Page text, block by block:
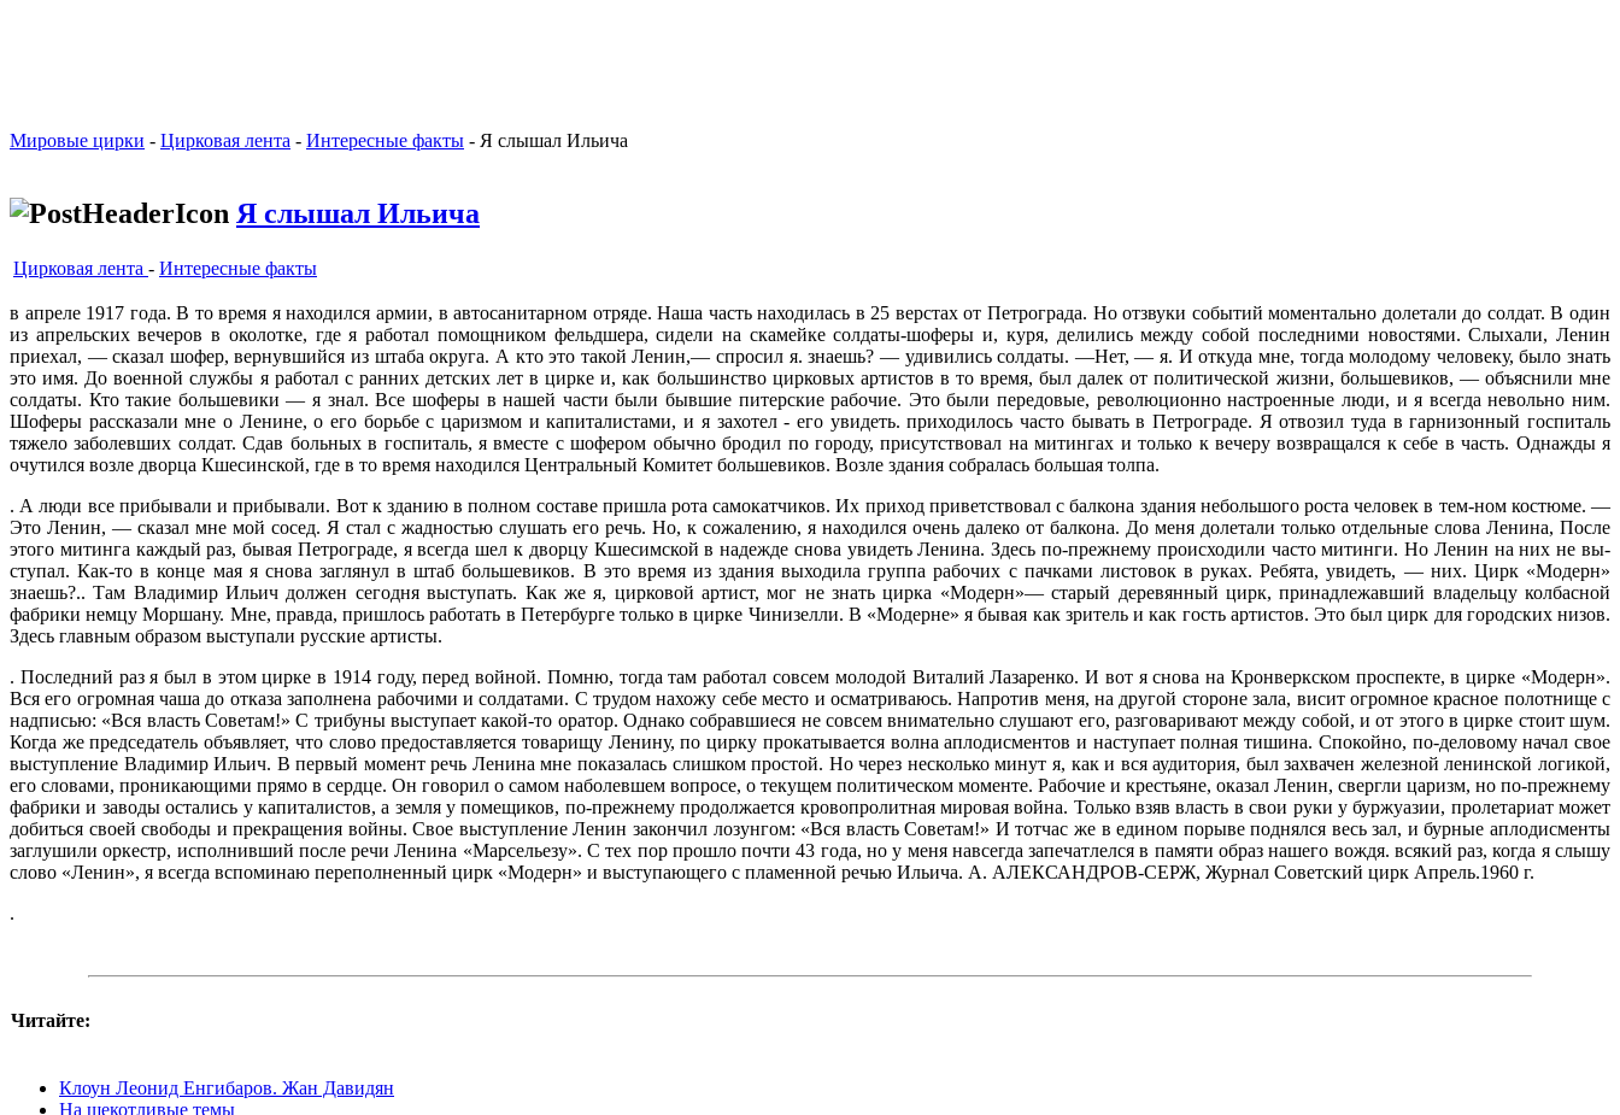
Мировые цирки - Цирковая лента - Интересные факты - Я слышал Ильича
Я слышал Ильича
Цирковая лента - Интересные факты
в ап­реле 1917 года. В то время я нахо­дился армии, в автосанитарном отряде. Наша часть находилась в 25 верстах от Петрограда. Но отзвуки событий моментально долетали до солдат. В один
из апрельских вечеров в око­лотке, где я работал помощником фельд­шера, сидели на скамейке солдаты-шофе­ры и, куря, делились между собой послед­ними новостями. Слыхали, Ленин
приехал, — сказал шофер, вернувшийся из штаба округа. А кто это такой Ленин,— спросил я. знаешь? — удивились солдаты. —Нет, — я. И откуда мне, тогда молодому челове­ку, было знать
это имя. До военной службы я работал с ранних детских лет в цирке и, как большинство цирковых артистов в то время, был далек от политической жизни, большевиков, — объяснили мне
солдаты. Кто такие большевики — я знал. Все шо­феры в нашей части были бывшие питер­ские рабочие. Это были передовые, рево­люционно настроенные люди, и я всегда невольно ним.
Шоферы рассказали мне о Ленине, о его борьбе с царизмом и капиталистами, и я захотел - его увидеть. приходилось часто бывать в Петрограде. Я отвозил туда в гарнизонный госпиталь
тяжело заболевших солдат. Сдав больных в госпиталь, я вмес­те с шофером обычно бродил по городу, присутствовал на митингах и только к вече­ру возвращался к себе в часть. Однажды я
очутился возле дворца Кшесинской, где в то время находился Центральный Комитет большевиков. Возле здания собралась большая толпа.
. А люди все прибывали и прибывали. Вот к зданию в полном составе пришла рота самокатчи­ков. Их приход приветствовал с балкона здания небольшого роста человек в тем-ном костюме. —
Это Ленин, — сказал мне мой сосед. Я стал с жадностью слушать его речь. Но, к сожалению, я находился очень далеко от балкона. До меня долетали только от­дельные слова Ленина, После
этого митинга каждый раз, бывая Петрограде, я всегда шел к дворцу Кшесимской в надежде снова увидеть Ленина. Здесь по-прежнему происходили часто митинги. Но Ленин на них не вы­
ступал. Как-то в конце мая я снова заглянул в штаб большевиков. В это время из здания выходила группа рабочих с пачками листо­вок в руках. Ребята, уви­деть, — них. Цирк «Модерн»
знаешь?.. Там Влади­мир Ильич должен сегодня выступать. Как же я, цирковой артист, мог не знать цирка «Модерн»— старый деревян­ный цирк, принадлежавший владельцу кол­басной
фабрики немцу Моршану. Мне, правда, пришлось работать в Петербурге только в цирке Чинизелли. В «Модерне» я бывая как зритель и как гость артистов. Это был цирк для городских низов.
Здесь главным образом выступали русские артис­ты.
. Последний раз я был в этом цирке в 1914 году, перед войной. Помню, тогда там работал совсем молодой Виталий Лазаренко. И вот я снова на Кронверкском проспек­те, в цирке «Модерн».
Вся его огромная чаша до отказа заполнена рабочими и сол­датами. С трудом нахожу себе место и осматриваюсь. Напротив меня, на другой стороне зала, висит огромное красное по­лотнище с
надписью: «Вся власть Советам!» С трибуны выступает какой-то оратор. Однако собравшиеся не совсем вниматель­но слушают его, разговаривают между со­бой, и от этого в цирке стоит шум.
Когда же председатель объявляет, что слово предоставляется товарищу Ленину, по цирку прокатывается волна аплодисмен­тов и наступает полная тишина. Спокойно, по-деловому начал свое
вы­ступление Владимир Ильич. В первый мо­мент речь Ленина мне показалась слишком простой. Но через несколько минут я, как и вся аудитория, был захвачен железной ленинской логикой,
его словами, проникаю­щими прямо в сердце. Он говорил о самом наболевшем во­просе, о текущем политическом моменте. Рабочие и крестьяне, оказал Ленин, свергли царизм, но по-прежнему
фабрики и заво­ды остались у капиталистов, а земля у по­мещиков, по-прежнему продолжается кро­вопролитная мировая война. Только взяв власть в свои руки у буржуазии, пролета­риат может
добиться своей свободы и пре­кращения войны. Свое выступление Ленин закончил лозунгом: «Вся власть Советам!» И тотчас же в едином порыве поднялся весь зал, и бурные аплодисменты
заглуши­ли оркестр, исполнивший после речи Ленина «Марсельезу». С тех пор прошло почти 43 года, но у меня навсегда запечатлелся в памяти образ нашего вождя. всякий раз, когда я слышу
слово «Ленин», я всегда вспоминаю переполнен­ный цирк «Модерн» и выступающего с пламенной речью Ильича. А. АЛЕКСАНДРОВ-СЕРЖ, Журнал Советский цирк Апрель.1960 г.
.
Читайте:
Клоун Леонид Енгибаров. Жан Давидян
На щекотливые темы